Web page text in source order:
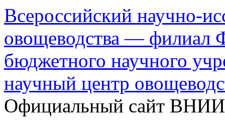
Всероссийский научно-
овощеводства — филиал
бюджетного научного
научный центр
Официальный сайт